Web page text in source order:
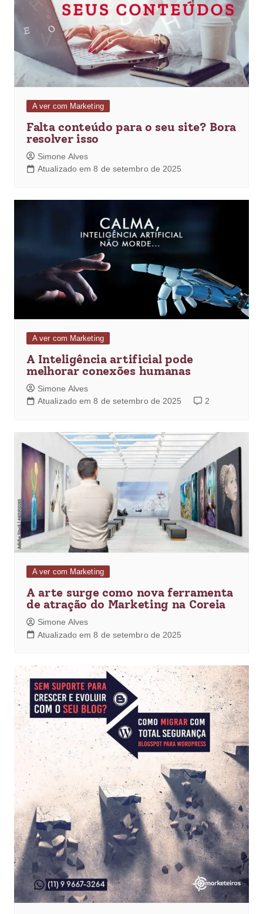
A ver com Marketing
Falta conteúdo para o seu site? Bora
resolver isso
Simone Alves
Atualizado em 8 de setembro de 2025
A ver com Marketing
A Inteligência artificial pode
melhorar conexões humanas
Simone Alves
Atualizado em 8 de setembro de 2025
2
A ver com Marketing
A arte surge como nova ferramenta
de atração do Marketing na Coreia
Simone Alves
Atualizado em 8 de setembro de 2025